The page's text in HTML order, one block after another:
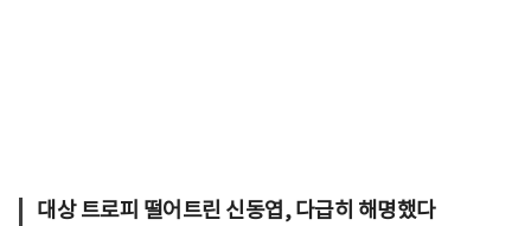
대상 트로피 떨어트린 신동엽, 다급히 해명했다